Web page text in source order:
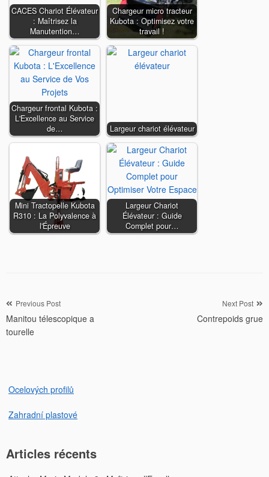
CACES Chariot Élévateur
: Maîtrisez la
Manutention…
Chargeur micro tracteur
Kubota : Optimisez votre
travail !
Chargeur frontal Kubota :
L'Excellence au Service
de…
Largeur chariot élévateur
Mini Tractopelle Kubota
R310 : La Polyvalence à
l'Épreuve
Largeur Chariot
Élévateur : Guide
Complet pour…
Navigation
de
l’article
Previous Post
Manitou télescopique a
tourelle
Next Post
Contrepoids grue
Ocelových profilů
Zahradní plastové
Articles récents